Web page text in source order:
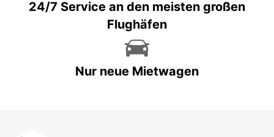
24/7 Service an den meisten großen
Flughäfen
Nur neue Mietwagen